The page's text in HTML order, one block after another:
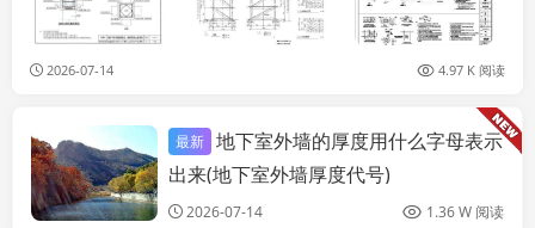
2026-07-14 4.97 K 阅读
结构地下室设计
最新 地下室外墙的厚度用什么字母表示
出来(地下室外墙厚度代号)
2026-07-14 1.36 W 阅读